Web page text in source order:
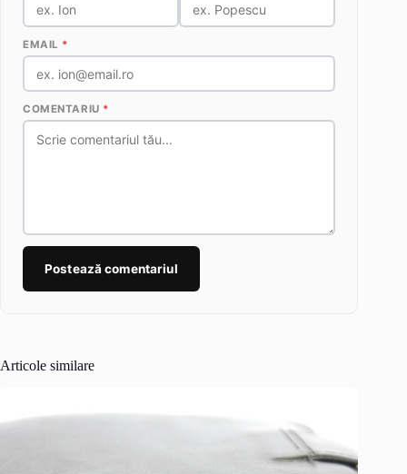
EMAIL *
COMENTARIU *
Postează comentariul
Articole similare